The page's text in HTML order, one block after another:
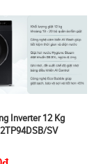
Inverter 12 Kg
SV